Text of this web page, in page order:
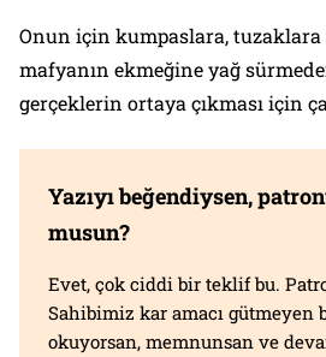
Onun için kumpaslara, tuzaklara
mafyanın ekmeğine yağ
gerçeklerin ortaya çıkması için
Yazıyı beğendiysen,
musun?
Evet, çok ciddi bir teklif bu.
Sahibimiz kar amacı gütmeyen
okuyorsan, memnunsan ve